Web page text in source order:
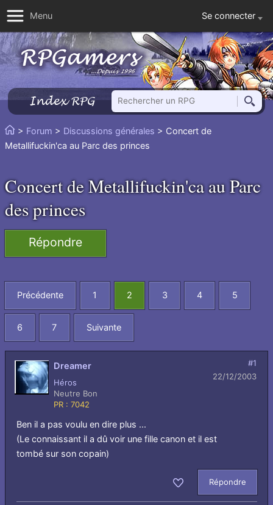
Menu Se connecter
Index RPG
Rechercher un RPG
Vous
êtes
> Forum > Discussions générales > Concert de
Metallifuckin'ca au Parc des princes
Concert de Metallifuckin'ca au Parc
des princes
Répondre
Précédente 1 2 3 4 5
6 7 Suivante
Dreamer
Héros
Neutre Bon
PR : 7042
#1
22/12/2003
Ben il a pas voulu en dire plus ...
(Le connaissant il a dû voir une fille canon et il est
tombé sur son copain)
Répondre